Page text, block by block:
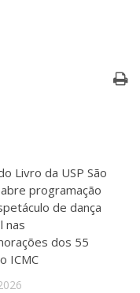
Livro da USP São
programação
de dança
nas
dos 55
ICMC